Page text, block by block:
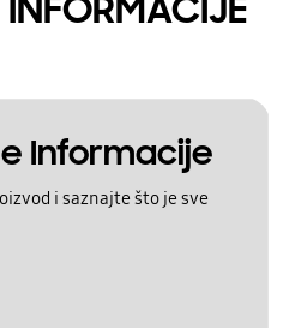
Informacije
i saznajte što je sve